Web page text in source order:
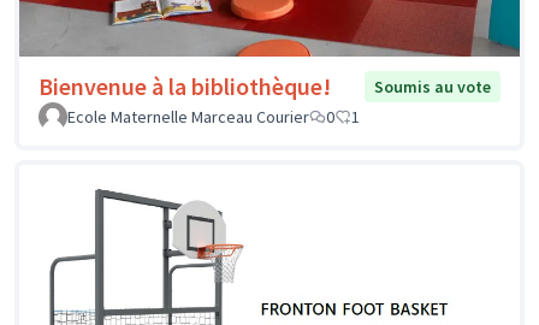
Bienvenue à la bibliothèque!
Soumis au vote
Ecole Maternelle Marceau Courier
0 1